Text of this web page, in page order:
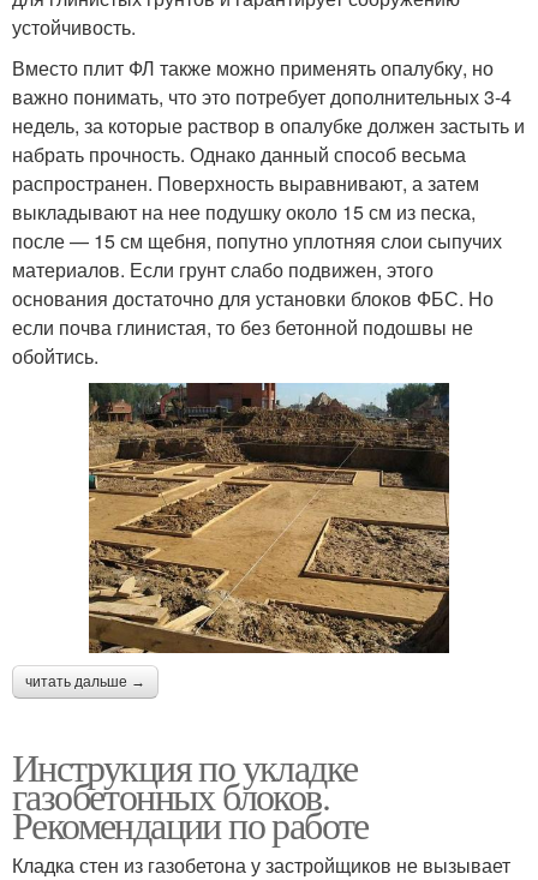
устойчивость.
Вместо плит ФЛ также можно применять опалубку, но
важно понимать, что это потребует дополнительных 3-4
недель, за которые раствор в опалубке должен застыть и
набрать прочность. Однако данный способ весьма
распространен. Поверхность выравнивают, а затем
выкладывают на нее подушку около 15 см из песка,
после — 15 см щебня, попутно уплотняя слои сыпучих
материалов. Если грунт слабо подвижен, этого
основания достаточно для установки блоков ФБС. Но
если почва глинистая, то без бетонной подошвы не
обойтись.
читать дальше →
Инструкция по укладке
газобетонных блоков.
Рекомендации по работе
Кладка стен из газобетона у застройщиков не вызывает